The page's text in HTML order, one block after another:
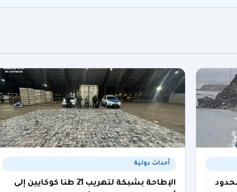
أحداث دولية
الإطاحة بشبكة لتهريب 21 طنا كوكايين إلى